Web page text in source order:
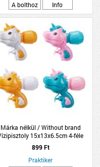
A bolthoz
Info
Márka nélkül / Without brand
15x13x6.5cm 4-féle
modell
899 Ft
Praktiker